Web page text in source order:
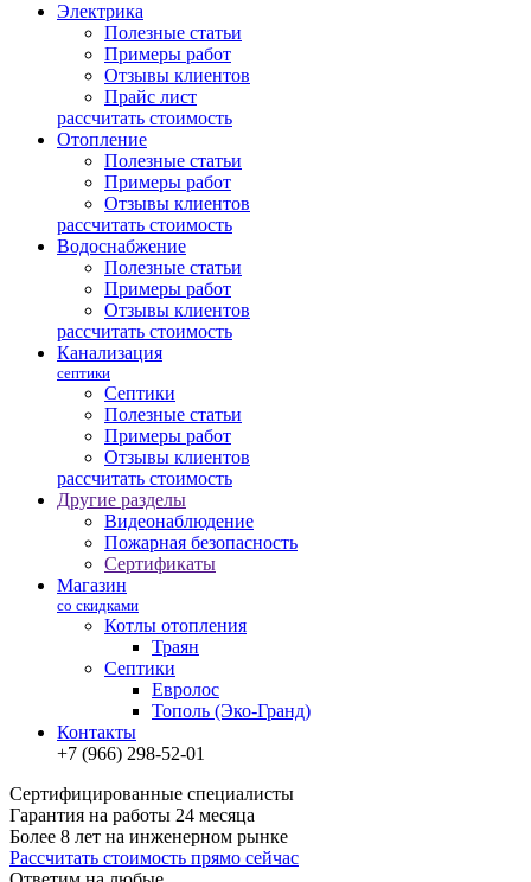
Электрика
Полезные статьи
Примеры работ
Отзывы клиентов
Прайс лист
рассчитать стоимость
Отопление
Полезные статьи
Примеры работ
Отзывы клиентов
рассчитать стоимость
Водоснабжение
Полезные статьи
Примеры работ
Отзывы клиентов
рассчитать стоимость
Канализация
септики
Септики
Полезные статьи
Примеры работ
Отзывы клиентов
рассчитать стоимость
Другие разделы
Видеонаблюдение
Пожарная безопасность
Сертификаты
Магазин
со скидками
Котлы отопления
Траян
Септики
Евролос
Тополь (Эко-Гранд)
Контакты
+7 (966) 298-52-01
Сертифицированные специалисты
Гарантия на работы 24 месяца
Более 8 лет на инженерном рынке
Рассчитать стоимость прямо сейчас